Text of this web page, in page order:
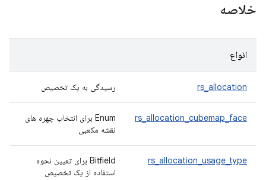
خلاصه
انواع
rs_allocation رسیدگی به یک تخصیص
rs_allocation_cubemap_face
Enum برای انتخاب چهره های
نقشه مکعبی
rs_allocation_usage_type
Bitfield برای تعیین نحوه
استفاده از یک تخصیص